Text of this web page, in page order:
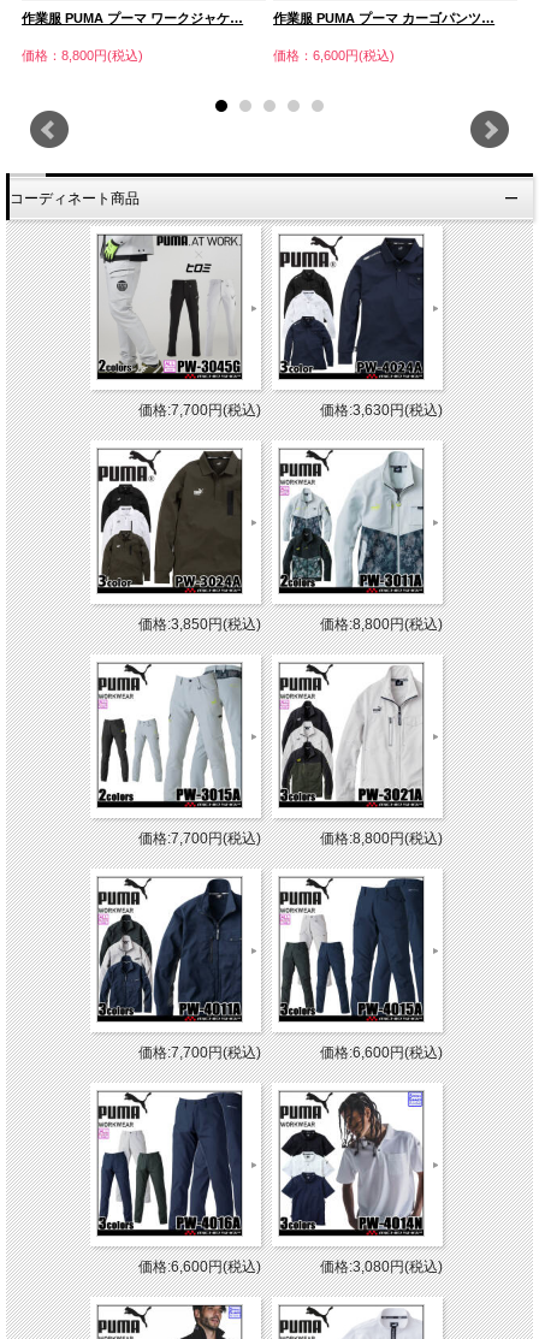
作業服 PUMA プーマ ワークジャケ…
価格：8,800円(税込)
作業服 PUMA プーマ カーゴパンツ…
価格：6,600円(税込)
コーディネート商品
価格:7,700円(税込) 価格:3,630円(税込)
価格:3,850円(税込) 価格:8,800円(税込)
価格:7,700円(税込) 価格:8,800円(税込)
価格:7,700円(税込) 価格:6,600円(税込)
価格:6,600円(税込) 価格:3,080円(税込)